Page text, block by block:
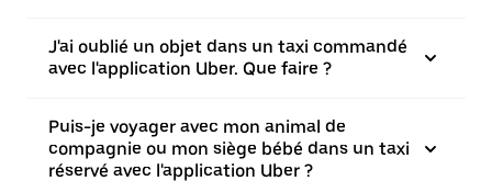
J'ai oublié un objet dans un taxi commandé
avec l'application Uber. Que faire ?
Puis-je voyager avec mon animal de
compagnie ou mon siège bébé dans un taxi
réservé avec l'application Uber ?